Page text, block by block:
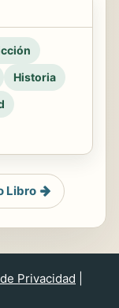
Historia
Libro
Privacidad